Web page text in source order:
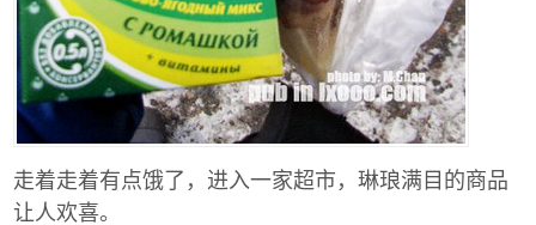
走着走着有点饿了，进入一家超市，琳琅满目的商品
让人欢喜。